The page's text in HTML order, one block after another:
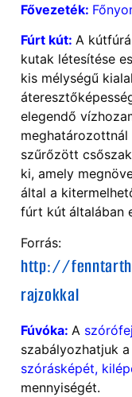
Fővezeték:
Fúrt kút: A
kutak létesítése
kis mélységű
elegendő
szűrőzött
ki, amely
által a
fúrt kút általában
Forrás:
http://
rajzokkal
Fúvóka: A szórófej
szabályozhatjuk
szórásképét,
mennyiségét.